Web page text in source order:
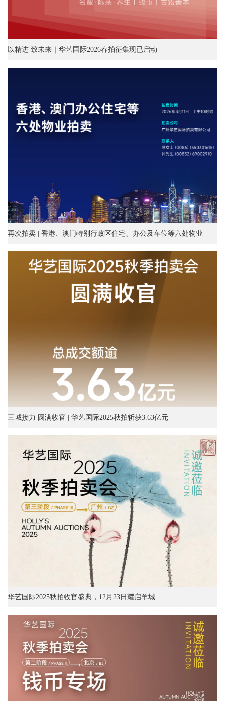
以精进 致未来｜华艺国际2026春拍征集现已启动
再次拍卖 | 香港、澳门特别行政区住宅、办公及车位等六处物业
三城接力 圆满收官 | 华艺国际2025秋拍斩获3.63亿元
华艺国际2025秋拍收官盛典，12月23日耀启羊城